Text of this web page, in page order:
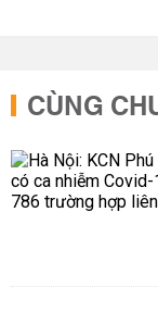
CÙNG